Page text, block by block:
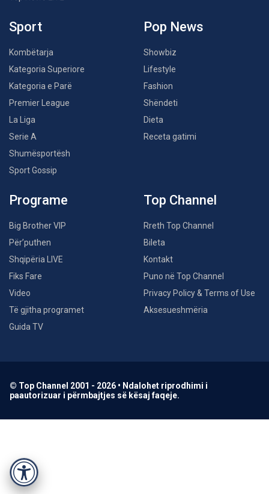
Accessibility
Sport
Kombëtarja
Kategoria Superiore
Kategoria e Parë
Premier League
La Liga
Serie A
Shumësportësh
Sport Gossip
Pop News
Showbiz
Lifestyle
Fashion
Shëndeti
Dieta
Receta gatimi
Programe
Big Brother VIP
Për’puthen
Shqipëria LIVE
Fiks Fare
Video
Të gjitha programet
Guida TV
Top Channel
Rreth Top Channel
Bileta
Kontakt
Puno në Top Channel
Privacy Policy & Terms of Use
Aksesueshmëria
© Top Channel 2001 - 2026 • Ndalohet riprodhimi i
paautorizuar i përmbajtjes së kësaj faqeje.